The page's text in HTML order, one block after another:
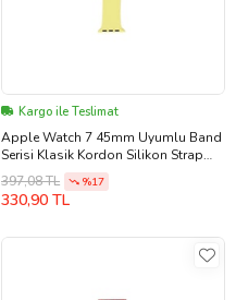
Kargo ile Teslimat
Apple Watch 7 45mm Uyumlu Band
Serisi Klasik Kordon Silikon Strap
Kayış (Açık Sarı)
397,08 TL %17
330,90 TL